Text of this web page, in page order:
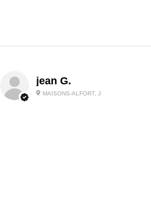
jean G.
MAISONS-ALFORT, J